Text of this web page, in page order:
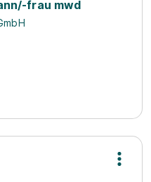
frau mwd